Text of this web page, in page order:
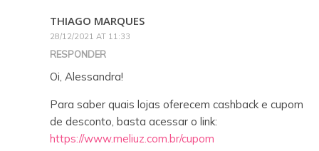
THIAGO MARQUES
28/12/2021 AT 11:33
RESPONDER
Oi, Alessandra!
Para saber quais lojas oferecem cashback e cupom
de desconto, basta acessar o link:
https://www.meliuz.com.br/cupom